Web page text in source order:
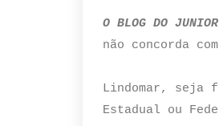
O BLOG DO JUNIOR
não concorda
Lindomar, seja
Estadual ou